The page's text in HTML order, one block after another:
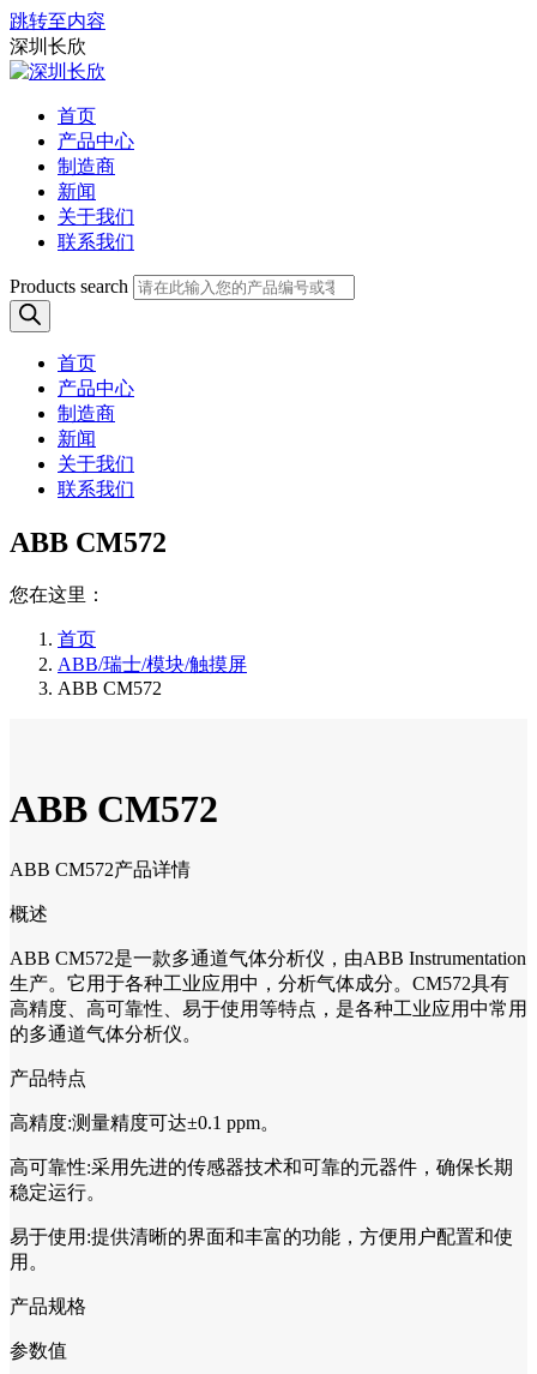
跳转至内容
深圳长欣
首页
产品中心
制造商
新闻
关于我们
联系我们
Products search
首页
产品中心
制造商
新闻
关于我们
联系我们
ABB CM572
您在这里：
首页
ABB/瑞士/模块/触摸屏
ABB CM572
ABB CM572
ABB CM572产品详情
概述
ABB CM572是一款多通道气体分析仪，由ABB Instrumentation
生产。它用于各种工业应用中，分析气体成分。CM572具有
高精度、高可靠性、易于使用等特点，是各种工业应用中常用
的多通道气体分析仪。
产品特点
高精度:测量精度可达±0.1 ppm。
高可靠性:采用先进的传感器技术和可靠的元器件，确保长期
稳定运行。
易于使用:提供清晰的界面和丰富的功能，方便用户配置和使
用。
产品规格
参数值